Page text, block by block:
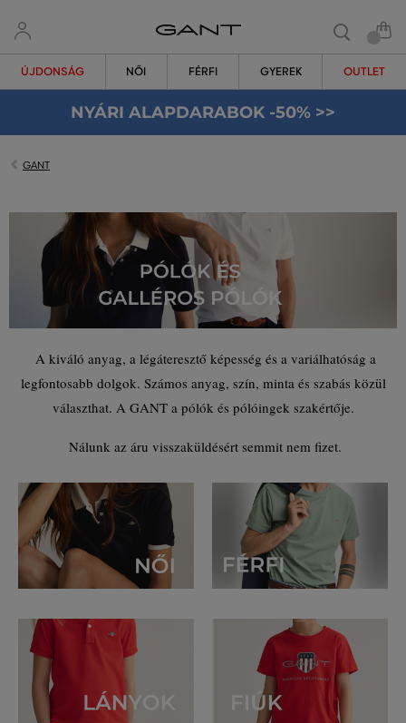
ÚJDONSÁG NŐI FÉRFI GYEREK OUTLET
NYÁRI ALAPDARABOK -50% >>
GANT
A kiváló anyag, a légáteresztő képesség és a variálhatóság a
legfontosabb dolgok. Számos anyag, szín, minta és szabás közül
választhat. A GANT a pólók és pólóingek szakértője.
Nálunk az áru visszaküldésért semmit nem fizet.